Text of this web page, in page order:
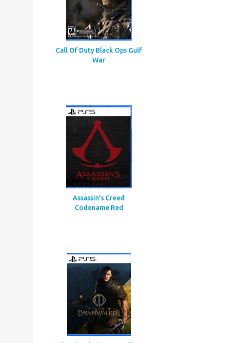
Gears of War: E-Day
Call Of Duty Black Ops Gulf
War
Assassin’s Creed
Codename Red